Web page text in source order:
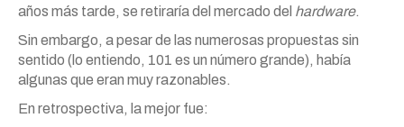
años más tarde, se retiraría del mercado del hardware.
Sin embargo, a pesar de las numerosas propuestas sin
sentido (lo entiendo, 101 es un número grande), había
algunas que eran muy razonables.
En retrospectiva, la mejor fue: